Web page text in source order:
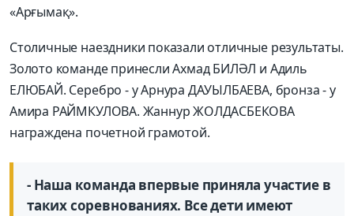
«Арғымақ».
Столичные наездники показали отличные результаты.
Золото команде принесли Ахмад БИЛӘЛ и Адиль
ЕЛЮБАЙ. Серебро - у Арнура ДАУЫЛБАЕВА, бронза - у
Амира РАЙМКУЛОВА. Жаннур ЖОЛДАСБЕКОВА
награждена почетной грамотой.
- Наша команда впервые приняла участие в
таких соревнованиях. Все дети имеют